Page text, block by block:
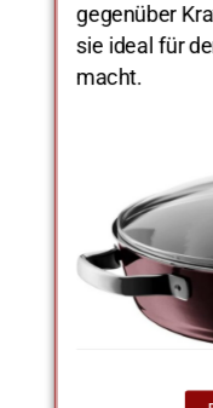
gegenüber
sie ideal für
macht.